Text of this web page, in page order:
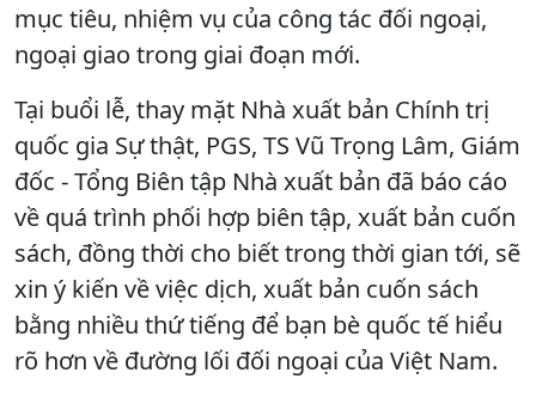
mục tiêu, nhiệm vụ của công tác đối ngoại,
ngoại giao trong giai đoạn mới.
Tại buổi lễ, thay mặt Nhà xuất bản Chính trị
quốc gia Sự thật, PGS, TS Vũ Trọng Lâm, Giám
đốc - Tổng Biên tập Nhà xuất bản đã báo cáo
về quá trình phối hợp biên tập, xuất bản cuốn
sách, đồng thời cho biết trong thời gian tới, sẽ
xin ý kiến về việc dịch, xuất bản cuốn sách
bằng nhiều thứ tiếng để bạn bè quốc tế hiểu
rõ hơn về đường lối đối ngoại của Việt Nam.